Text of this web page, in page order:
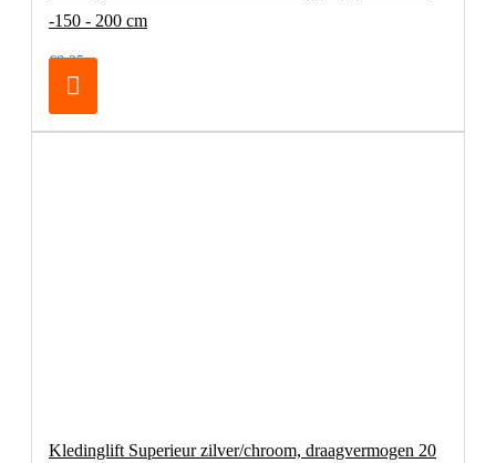
-150 - 200 cm
€8,25
Kledinglift Superieur zilver/chroom, draagvermogen 20